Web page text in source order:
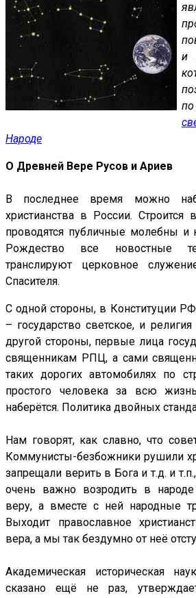
и
Народе
О Древней Вере Русов и Ариев
В последнее время можно
христианства в России.
проводятся публичные молебны и
Рождество все новостные
транслируют церковное
Спасителя.
С одной стороны, в Конституции РФ
– государство светское, и
другой стороны, первые лица
священникам РПЦ, а сами
таких дорогих автомобилях по
простого человека за всю
наберётся. Политика двойных
Нам говорят, как славно, что
Коммунисты-безбожники рушили
запрещали верить в Бога и т.д. и
очень важно возродить в
веру, а вместе с ней народные
Выходит православное
вера, а мы так бездумно от неё
Академическая историческая
сказано ещё не раз,